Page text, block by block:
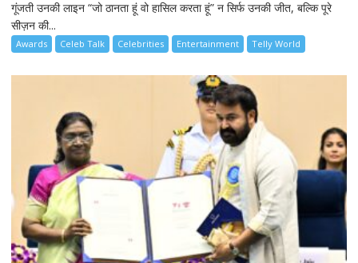
गूंजती उनकी लाइन “जो ठानता हूं वो हासिल करता हूं” न सिर्फ उनकी जीत, बल्कि पूरे
सीज़न की...
Awards Celeb Talk Celebrities Entertainment Telly World